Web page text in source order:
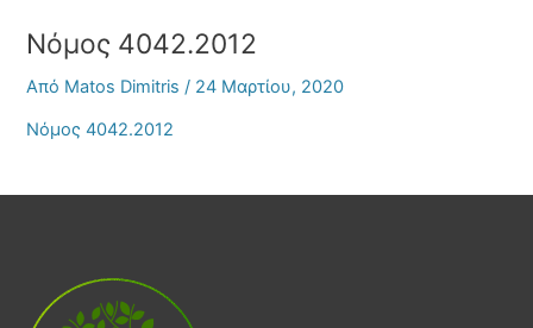
Νόμος 4042.2012
Από Matos Dimitris/ 24 Μαρτίου, 2020
Νόμος 4042.2012